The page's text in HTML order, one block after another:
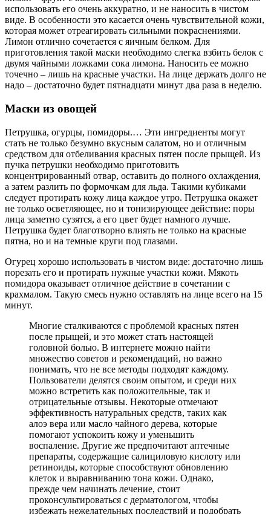
использовать его очень аккуратно, и не наносить в чистом
виде. В особенности это касается очень чувствительной кожи,
которая может отреагировать сильными покраснениями.
Лимон отлично сочетается с яичным белком. Для
приготовления такой маски необходимо слегка взбить белок с
двумя чайными ложками сока лимона. Наносить ее можно
точечно – лишь на красные участки. На лице держать долго не
надо – достаточно будет пятнадцати минут два раза в неделю.
Маски из овощей
Петрушка, огурцы, помидоры.… Эти ингредиенты могут
стать не только безумно вкусным салатом, но и отличным
средством для отбеливания красных пятен после прыщей. Из
пучка петрушки необходимо приготовить
концентрированный отвар, оставить до полного охлаждения,
а затем разлить по формочкам для льда. Такими кубиками
следует протирать кожу лица каждое утро. Петрушка окажет
не только осветляющее, но и тонизирующее действие: поры
лица заметно сузятся, а его цвет будет намного лучше.
Петрушка будет благотворно влиять не только на красные
пятна, но и на темные круги под глазами.
Огурец хорошо использовать в чистом виде: достаточно лишь
порезать его и протирать нужные участки кожи. Мякоть
помидора оказывает отличное действие в сочетании с
крахмалом. Такую смесь нужно оставлять на лице всего на 15
минут.
Многие сталкиваются с проблемой красных пятен
после прыщей, и это может стать настоящей
головной болью. В интернете можно найти
множество советов и рекомендаций, но важно
понимать, что не все методы подходят каждому.
Пользователи делятся своим опытом, и среди них
можно встретить как положительные, так и
отрицательные отзывы. Некоторые отмечают
эффективность натуральных средств, таких как
алоэ вера или масло чайного дерева, которые
помогают успокоить кожу и уменьшить
воспаление. Другие же предпочитают аптечные
препараты, содержащие салициловую кислоту или
ретиноиды, которые способствуют обновлению
клеток и выравниванию тона кожи. Однако,
прежде чем начинать лечение, стоит
проконсультироваться с дерматологом, чтобы
избежать нежелательных последствий и подобрать